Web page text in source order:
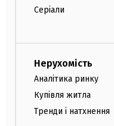
Серіали
Нерухомість
Аналітика ринку
Купівля житла
Тренди і натхнення